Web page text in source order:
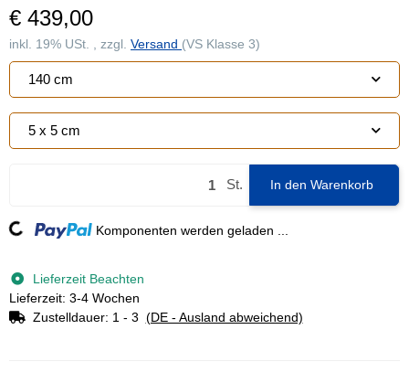
€ 439,00
inkl. 19% USt. , zzgl. Versand (VS Klasse 3)
140 cm
5 x 5 cm
St. In den Warenkorb
Loading... Komponenten werden geladen ...
Lieferzeit Beachten
Lieferzeit: 3-4 Wochen
Zustelldauer: 1 - 3 (DE - Ausland abweichend)